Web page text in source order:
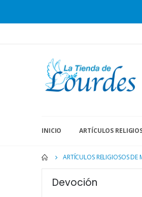
INICIO ARTÍCULOS
ARTÍCULOS RELIGIOSOS
Devoción